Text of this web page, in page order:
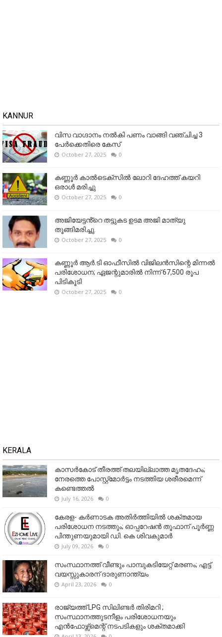
KANNUR
വിസ വാഗ്ദാനം നൽകി പണം വാങ്ങി വഞ്ചിച്ച 3
പേർക്കെതിരെ കേസ്
October 27, 2025 0
കണ്ണൂര്‍ കാല്‍ടെക്‌സില്‍ ലോറി ദേഹത്ത് കയറി
ഒരാള്‍ മരിച്ചു
October 27, 2025 0
അജിയേട്ടൻ്റെ തട്ടുകട ഉടമ അജി മാത്യു
തൂങ്ങിമരിച്ചു.
October 27, 2025 0
കണ്ണൂര്‍ ആര്‍.ടി ഓഫീസില്‍ വിജിലൻസിന്റെ മിന്നല്‍
പരിശോധന; ഏജന്റുമാരില്‍ നിന്ന് 67,500 രൂപ
പിടികൂടി
October 27, 2025 0
KERALA
കാസർകോട് തീരത്ത് തലയില്ലാത്ത മൃതദേഹം;
നേരത്തെ പോസ്റ്റ്‌മോർട്ടം നടത്തിയ ശരീരമെന്ന്
കണ്ടെത്തൽ
July 16, 2026 0
കേരള- കർണാടക അതിർത്തിയിൽ ശക്തമായ
പരിശോധന നടത്തും; ഓപ്പറേഷൻ തൂഫാന് പൂർണ്ണ
പിന്തുണയുമായി ഡി. കെ ശിവകുമാർ
July 09, 2026 0
സംസ്ഥാനത്ത് വീണ്ടും പാമ്പുകടിയേറ്റ് മരണം; എട്ട്
വയസ്സുകാരന് ദാരുണാന്ത്യം
April 23, 2026 0
രാജ്യത്ത് LPG സിലിണ്ടർ തിരിമറി ;
സംസ്ഥാനത്തുടനീളം പരിശോധനയും
എൻഫോഴ്സ്മെന്റ് നടപടികളും ശക്തമാക്കി